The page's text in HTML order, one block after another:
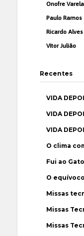
Onofre Varela
Paulo Ramos
Ricardo Alves
Vítor Julião
Recentes
VIDA
VIDA
VIDA
O clima
Fui ao
O
Missas
Missas
Missas